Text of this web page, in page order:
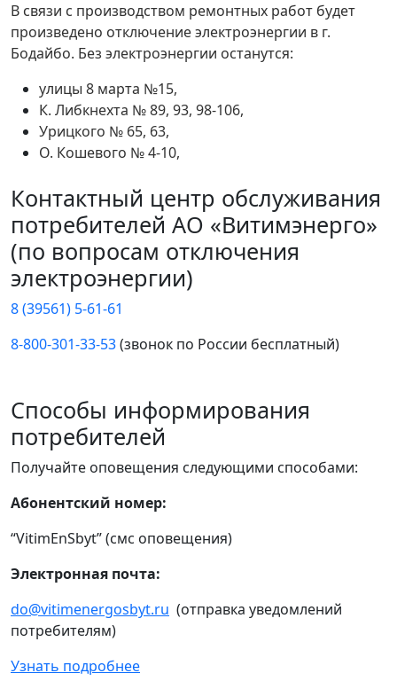
В связи с производством ремонтных работ будет
произведено отключение электроэнергии в г.
Бодайбо. Без электроэнергии останутся:
улицы 8 марта №15,
К. Либкнехта № 89, 93, 98-106,
Урицкого № 65, 63,
О. Кошевого № 4-10,
Контактный центр обслуживания
потребителей АО «Витимэнерго»
(по вопросам отключения
электроэнергии)
8 (39561) 5-61-61
8-800-301-33-53(звонок по России бесплатный)
Способы информирования
потребителей
Получайте оповещения следующими способами:
Абонентский номер:
“VitimEnSbyt” (смс оповещения)
Электронная почта:
do@vitimenergosbyt.ru (отправка уведомлений
потребителям)
Узнать подробнее